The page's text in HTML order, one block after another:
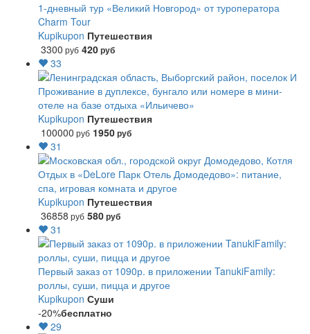
1-дневный тур «Великий Новгород» от туроператора
Charm Tour
Kupikupon Путешествия
3300 руб 420руб
33
Проживание в дуплексе, бунгало или номере в мини-
отеле на базе отдыха «Ильичево»
Kupikupon Путешествия
100000 руб 1950руб
31
Отдых в «DeLore Парк Отель Домодедово»: питание,
спа, игровая комната и другое
Kupikupon Путешествия
36858 руб 580руб
31
Первый заказ от 1090р. в приложении TanukiFamily:
роллы, суши, пицца и другое
Kupikupon Суши
-20%бесплатно
29